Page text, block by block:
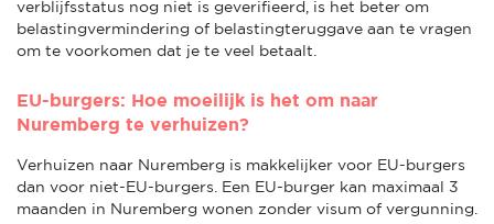
verblijfsstatus nog niet is geverifieerd, is het beter om
belastingvermindering of belastingteruggave aan te vragen
om te voorkomen dat je te veel betaalt.
EU-burgers: Hoe moeilijk is het om naar
Nuremberg te verhuizen?
Verhuizen naar Nuremberg is makkelijker voor EU-burgers
dan voor niet-EU-burgers. Een EU-burger kan maximaal 3
maanden in Nuremberg wonen zonder visum of vergunning.